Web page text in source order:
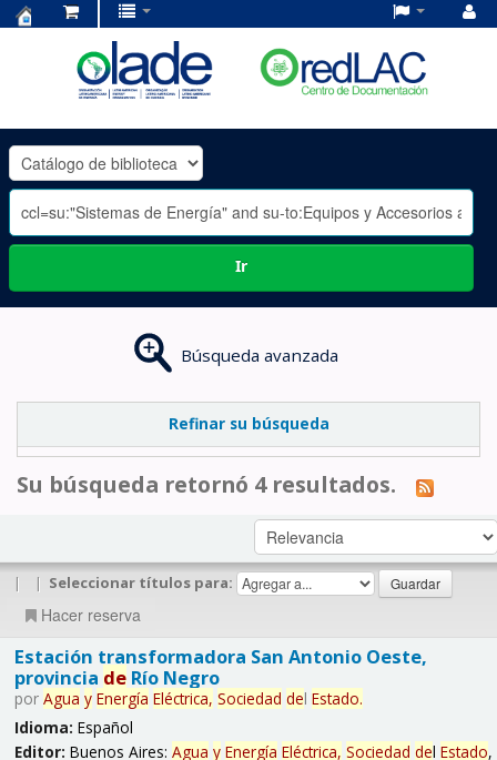
OLADE
-
Ir
Búsqueda avanzada
Refinar su búsqueda
Su búsqueda retornó 4 resultados.
| | Seleccionar títulos para:
Hacer reserva
Estación transformadora San Antonio Oeste,
provincia deRío Negro
por Agua y Energía Eléctrica, Sociedad del Estado.
Idioma: Español
Editor: Buenos Aires: Agua y Energía Eléctrica, Sociedad del Estado,